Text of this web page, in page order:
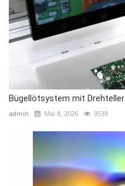
Bügellötsystem mit Drehteller
admin Mai 8, 2026 9539